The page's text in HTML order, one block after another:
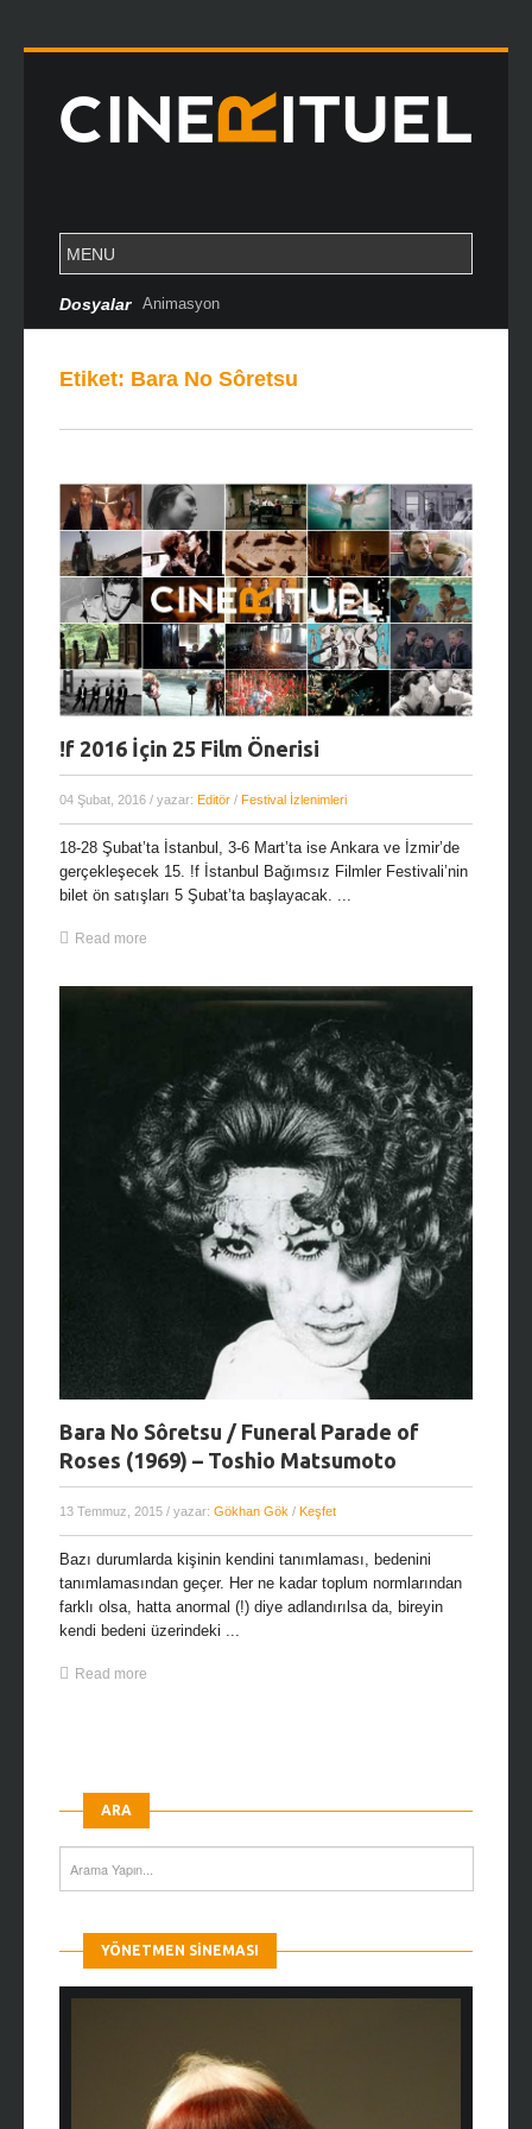
Dosyalar Animasyon
Etiket: Bara No Sôretsu
!f 2016 İçin 25 Film Önerisi
04 Şubat, 2016 / yazar: Editör / Festival İzlenimleri
18-28 Şubat’ta İstanbul, 3-6 Mart’ta ise Ankara ve İzmir’de
gerçekleşecek 15. !f İstanbul Bağımsız Filmler Festivali’nin
bilet ön satışları 5 Şubat’ta başlayacak. ...
Read more
Bara No Sôretsu / Funeral Parade of
Roses (1969) – Toshio Matsumoto
13 Temmuz, 2015 / yazar: Gökhan Gök / Keşfet
Bazı durumlarda kişinin kendini tanımlaması, bedenini
tanımlamasından geçer. Her ne kadar toplum normlarından
farklı olsa, hatta anormal (!) diye adlandırılsa da, bireyin
kendi bedeni üzerindeki ...
Read more
ARA
YÖNETMEN SINEMASI